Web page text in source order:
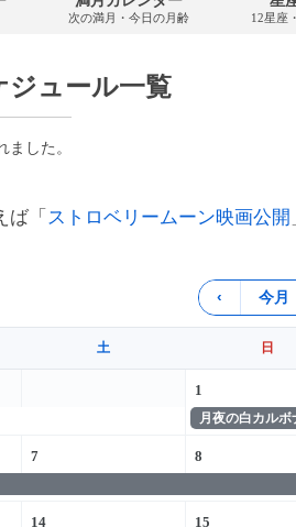
次の満月・今日の月齢 12星座
ジュール一覧
ました。
「 ストロベリームーン映画公開
‹ 今月
土 日
1
7 8
14 15